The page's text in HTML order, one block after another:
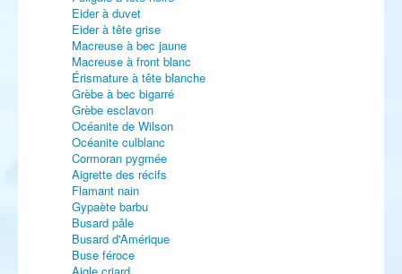
Eider à duvet
Eider à tête grise
Macreuse à bec jaune
Macreuse à front blanc
Érismature à tête blanche
Grèbe à bec bigarré
Grèbe esclavon
Océanite de Wilson
Océanite culblanc
Cormoran pygmée
Aigrette des récifs
Flamant nain
Gypaète barbu
Busard pâle
Busard d'Amérique
Buse féroce